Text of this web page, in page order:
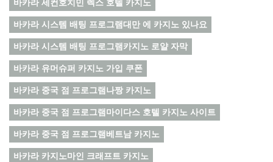
바카라 세컨호치민 렉스 호텔 카지노
바카라 시스템 배팅 프로그램대만 에 카지노 있나요
바카라 시스템 배팅 프로그램카지노 로얄 자막
바카라 유머슈퍼 카지노 가입 쿠폰
바카라 중국 점 프로그램나짱 카지노
바카라 중국 점 프로그램마이다스 호텔 카지노 사이트
바카라 중국 점 프로그램베트남 카지노
바카라 카지노마인 크래프트 카지노